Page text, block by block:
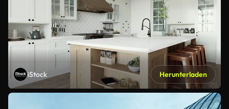
iStock Herunterladen